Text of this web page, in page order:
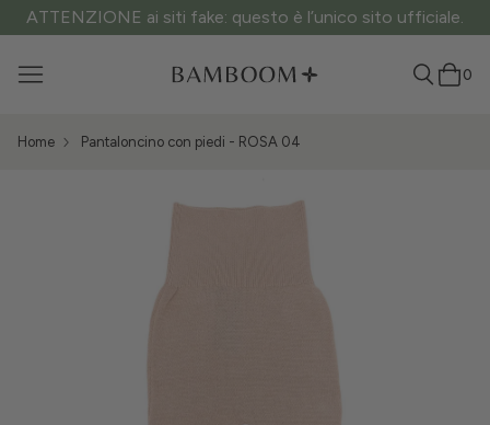
ATTENZIONE ai siti fake: questo è l’unico sito ufficiale.
0
Home Pantaloncino con piedi - ROSA 04